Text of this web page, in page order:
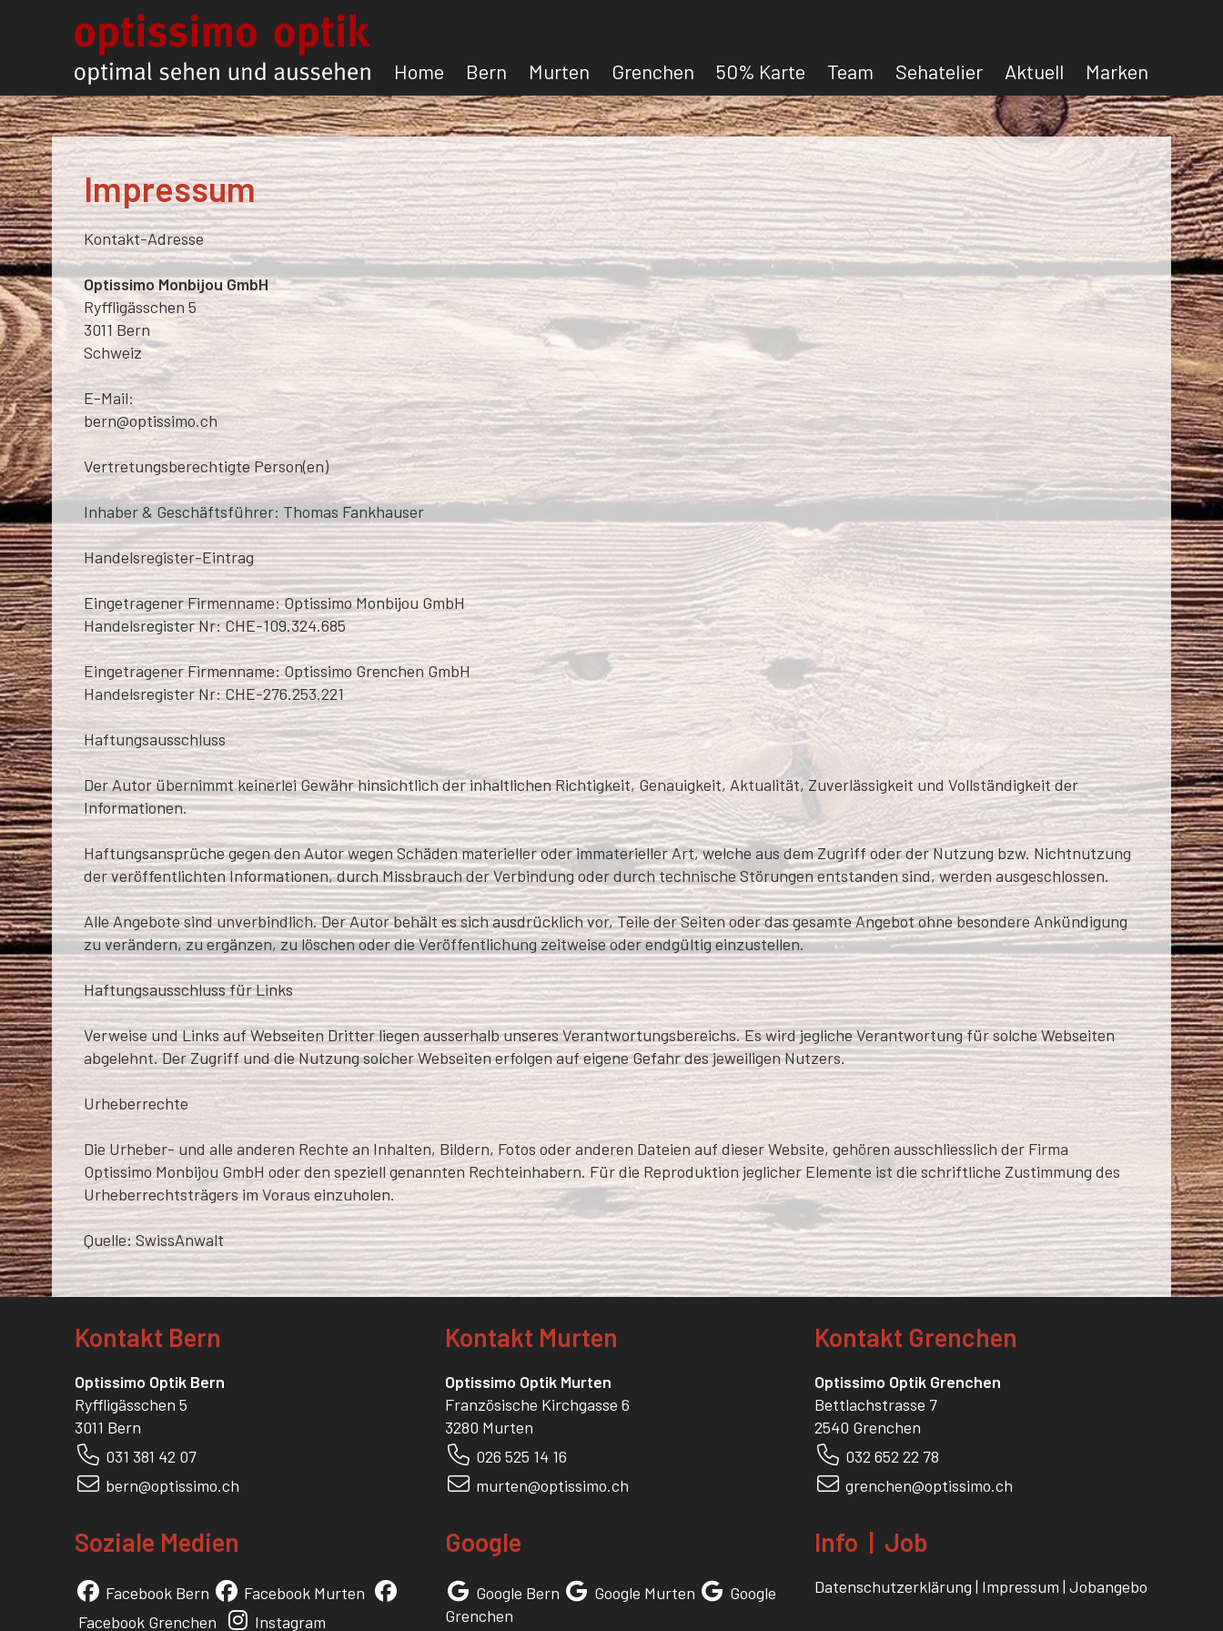
Home Bern Murten Grenchen 50% Karte Team Sehatelier Aktuell Marken
Impressum
Kontakt-Adresse
Optissimo Monbijou GmbH
Ryffligässchen 5
3011 Bern
Schweiz
E-Mail:
bern@optissimo.ch
Vertretungsberechtigte Person(en)
Inhaber & Geschäftsführer: Thomas Fankhauser
Handelsregister-Eintrag
Eingetragener Firmenname: Optissimo Monbijou GmbH
Handelsregister Nr: CHE-109.324.685
Eingetragener Firmenname: Optissimo Grenchen GmbH
Handelsregister Nr: CHE-276.253.221
Haftungsausschluss
Der Autor übernimmt keinerlei Gewähr hinsichtlich der inhaltlichen Richtigkeit, Genauigkeit, Aktualität, Zuverlässigkeit und Vollständigkeit der
Informationen.
Haftungsansprüche gegen den Autor wegen Schäden materieller oder immaterieller Art, welche aus dem Zugriff oder der Nutzung bzw. Nichtnutzung
der veröffentlichten Informationen, durch Missbrauch der Verbindung oder durch technische Störungen entstanden sind, werden ausgeschlossen.
Alle Angebote sind unverbindlich. Der Autor behält es sich ausdrücklich vor, Teile der Seiten oder das gesamte Angebot ohne besondere Ankündigung
zu verändern, zu ergänzen, zu löschen oder die Veröffentlichung zeitweise oder endgültig einzustellen.
Haftungsausschluss für Links
Verweise und Links auf Webseiten Dritter liegen ausserhalb unseres Verantwortungsbereichs. Es wird jegliche Verantwortung für solche Webseiten
abgelehnt. Der Zugriff und die Nutzung solcher Webseiten erfolgen auf eigene Gefahr des jeweiligen Nutzers.
Urheberrechte
Die Urheber- und alle anderen Rechte an Inhalten, Bildern, Fotos oder anderen Dateien auf dieser Website, gehören ausschliesslich der Firma
Optissimo Monbijou GmbH oder den speziell genannten Rechteinhabern. Für die Reproduktion jeglicher Elemente ist die schriftliche Zustimmung des
Urheberrechtsträgers im Voraus einzuholen.
Quelle: SwissAnwalt
Kontakt Bern
Optissimo Optik Bern
Ryffligässchen 5
3011 Bern
031 381 42 07
bern@optissimo.ch
Kontakt Murten
Optissimo Optik Murten
Französische Kirchgasse 6
3280 Murten
026 525 14 16
murten@optissimo.ch
Kontakt Grenchen
Optissimo Optik Grenchen
Bettlachstrasse 7
2540 Grenchen
032 652 22 78
grenchen@optissimo.ch
Soziale Medien
Facebook Bern
Facebook Murten
Facebook Grenchen
Instagram
Google
Google Bern Google Murten
Google
Grenchen
Info | Job
Datenschutzerklärung | Impressum|Jobangebot